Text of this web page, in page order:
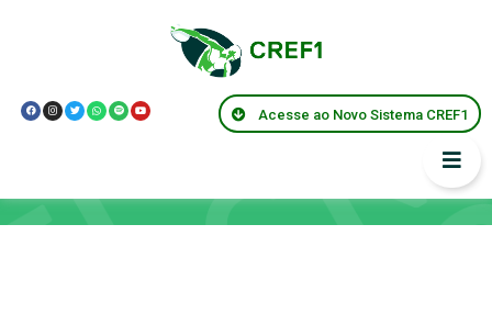
Acesse ao Novo Sistema CREF1